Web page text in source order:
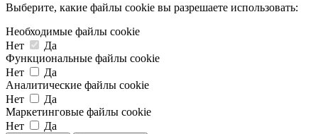
Выберите, какие файлы cookie вы разрешаете использовать:
Необходимые файлы cookie
Нет
Да
Функциональные файлы cookie
Нет
Да
Аналитические файлы cookie
Нет
Да
Маркетинговые файлы cookie
Нет
Да